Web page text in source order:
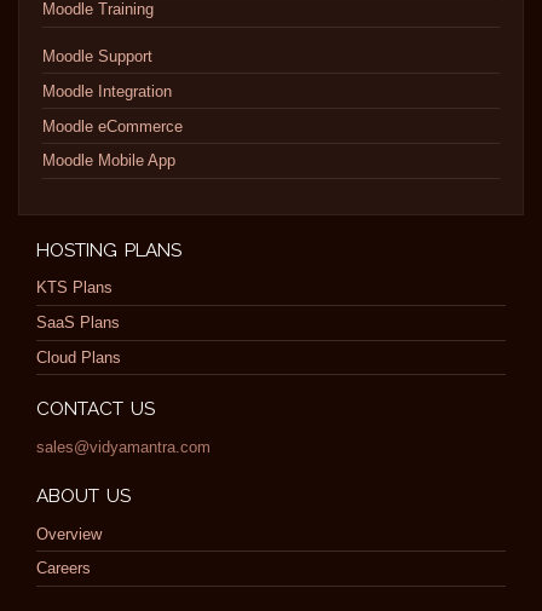
Moodle Training
Moodle Support
Moodle Integration
Moodle eCommerce
Moodle Mobile App
HOSTING PLANS
KTS Plans
SaaS Plans
Cloud Plans
CONTACT US
sales@vidyamantra.com
ABOUT US
Overview
Careers